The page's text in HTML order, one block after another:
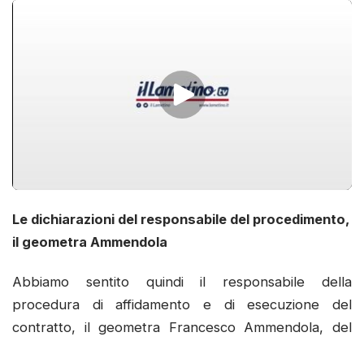
Le dichiarazioni del responsabile del procedimento,
il geometra Ammendola
Abbiamo sentito quindi il responsabile della
procedura di affidamento e di esecuzione del
contratto, il geometra Francesco Ammendola, del